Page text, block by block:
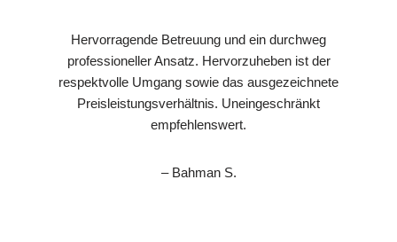
Hervorragende Betreuung und ein durchweg
professioneller Ansatz. Hervorzuheben ist der
respektvolle Umgang sowie das ausgezeichnete
Preisleistungsverhältnis. Uneingeschränkt
empfehlenswert.
– Bahman S.